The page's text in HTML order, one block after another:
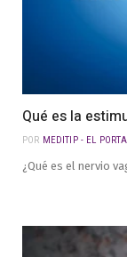
Qué es la
POR MEDITIP - EL
¿Qué es el nervio